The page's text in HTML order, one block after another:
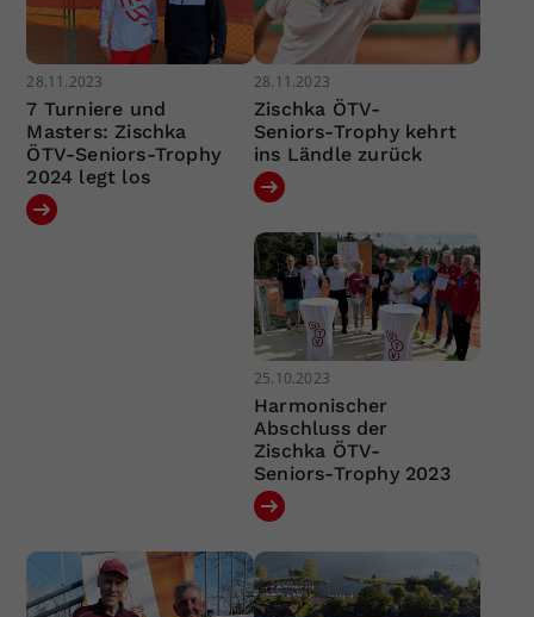
28.11.2023
7 Turniere und
Masters: Zischka
ÖTV-Seniors-Trophy
2024 legt los
28.11.2023
Zischka ÖTV-
Seniors-Trophy kehrt
ins Ländle zurück
25.10.2023
Harmonischer
Abschluss der
Zischka ÖTV-
Seniors-Trophy 2023